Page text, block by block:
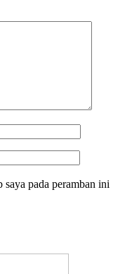
saya pada peramban ini